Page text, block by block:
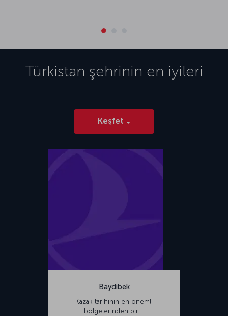
Türkistan şehrinin en iyileri
Keşfet
Baydibek
Kazak tarihinin en önemli
bölgelerinden biri…